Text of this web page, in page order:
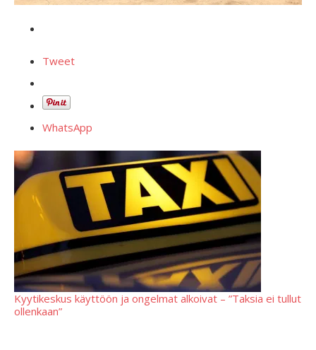
Tweet
WhatsApp
Kyytikeskus käyttöön ja ongelmat alkoivat – ”Taksia ei tullut
ollenkaan”